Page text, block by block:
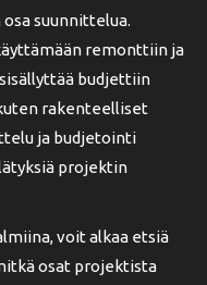
suunnittelua.
remonttiin ja
budjettiin
rakenteelliset
ja budjetointi
projektin
voit alkaa etsiä
osat projektista